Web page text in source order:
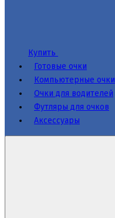
Купить
Готовые очки
Компьютерные очки
Очки для водителей
Футляры для очков
Аксессуары